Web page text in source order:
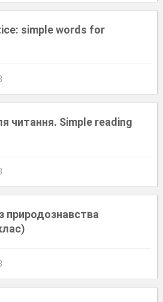
simple words for
читання. Simple reading
природознавства